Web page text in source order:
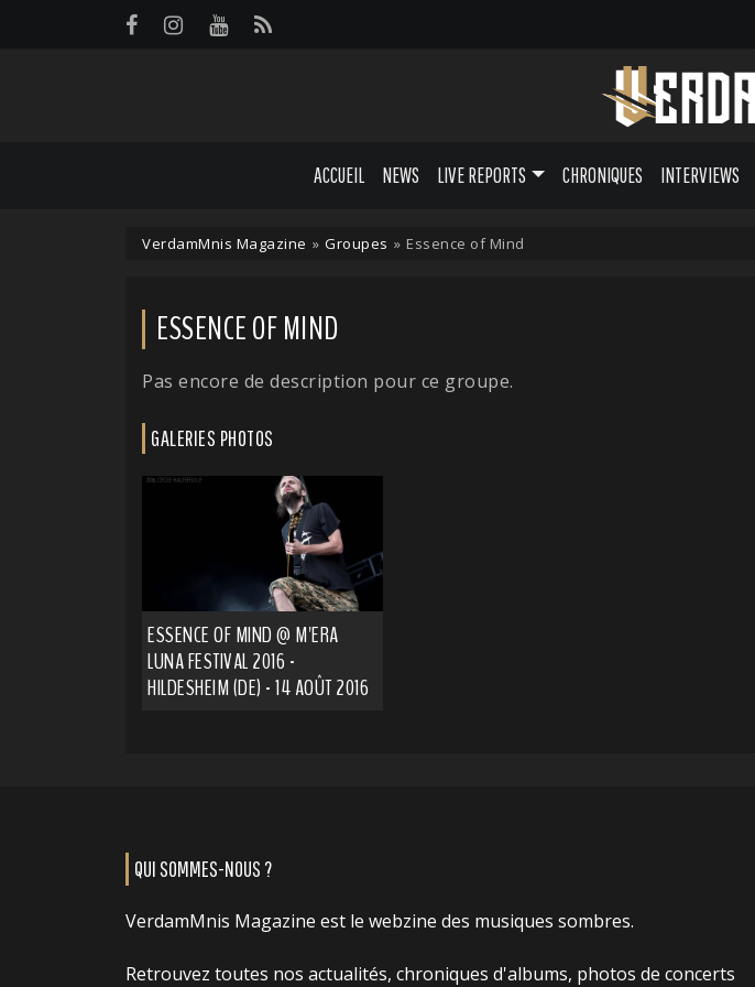
ACCUEIL NEWS LIVE REPORTS CHRONIQUES INTERVIEWS
VerdamMnis Magazine » Groupes » Essence of Mind
ESSENCE OF MIND
Pas encore de description pour ce groupe.
GALERIES PHOTOS
ESSENCE OF MIND @ M'ERA
LUNA FESTIVAL 2016 -
HILDESHEIM (DE) - 14 AOÛT 2016
QUI SOMMES-NOUS ?
VerdamMnis Magazine est le webzine des musiques sombres.
Retrouvez toutes nos actualités, chroniques d'albums, photos de concerts
Panneau de gestion des cookies